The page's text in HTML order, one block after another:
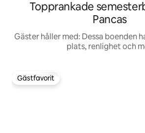
Topprankade
Pancas
Gäster håller med: Dessa boenden
plats, renlighet och
Gästfavorit
Gästfavorit